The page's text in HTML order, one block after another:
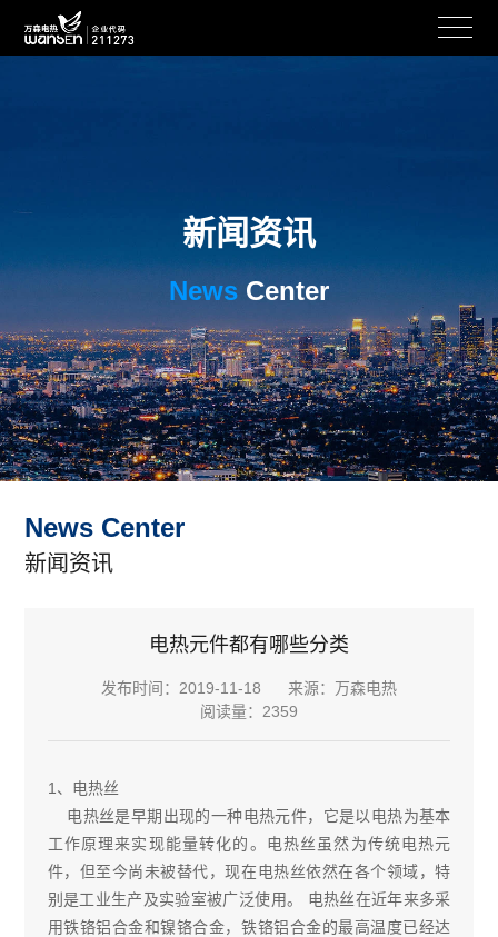
新闻资讯
News Center
News Center
新闻资讯
电热元件都有哪些分类
发布时间：2019-11-18
来源：万森电热
阅读量：2359
1、电热丝
电热丝是早期出现的一种电热元件，它是以电热为基本
工作原理来实现能量转化的。电热丝虽然为传统电热元
件，但至今尚未被替代，现在电热丝依然在各个领域，特
别是工业生产及实验室被广泛使用。 电热丝在近年来多采
用铁铬铝合金和镍铬合金，铁铬铝合金的最高温度已经达